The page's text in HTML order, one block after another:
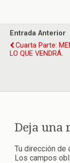
Entrada Anterior
Cuarta Parte:
LO QUE VENDRÁ.
Deja una
Tu dirección de
Los campos